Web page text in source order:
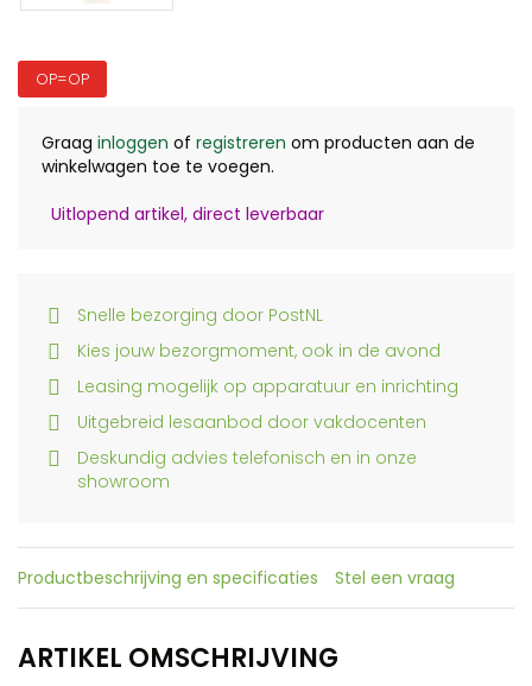
OP=OP
Graag inloggen of registreren om producten aan de
winkelwagen toe te voegen.
Uitlopend artikel, direct leverbaar
Snelle bezorging door PostNL
Kies jouw bezorgmoment, ook in de avond
Leasing mogelijk op apparatuur en inrichting
Uitgebreid lesaanbod door vakdocenten
Deskundig advies telefonisch en in onze
showroom
Productbeschrijving en specificaties Stel een vraag
ARTIKEL OMSCHRIJVING